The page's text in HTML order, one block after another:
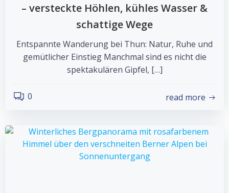
– versteckte Höhlen, kühles Wasser &
schattige Wege
Entspannte Wanderung bei Thun: Natur, Ruhe und
gemütlicher Einstieg Manchmal sind es nicht die
spektakulären Gipfel, […]
0 read more